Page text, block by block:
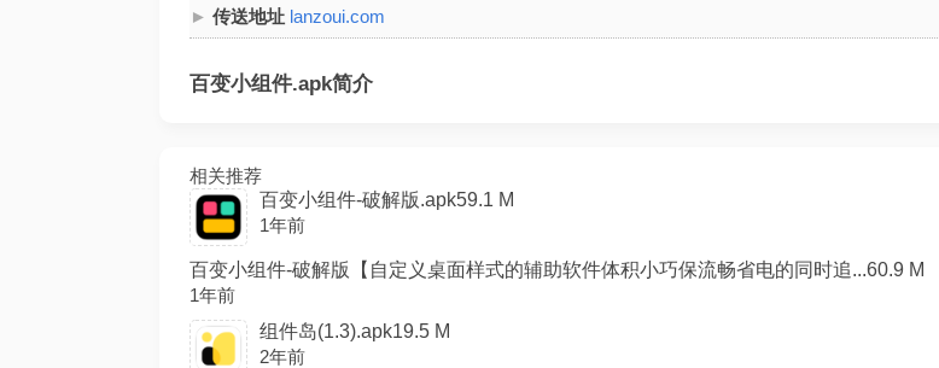
传送地址 lanzoui.com
百变小组件.apk简介
相关推荐
百变小组件-破解版.apk59.1 M
1年前
百变小组件-破解版【自定义桌面样式的辅助软件体积小巧保流畅省电的同时追...60.9 M
1年前
组件岛(1.3).apk19.5 M
2年前